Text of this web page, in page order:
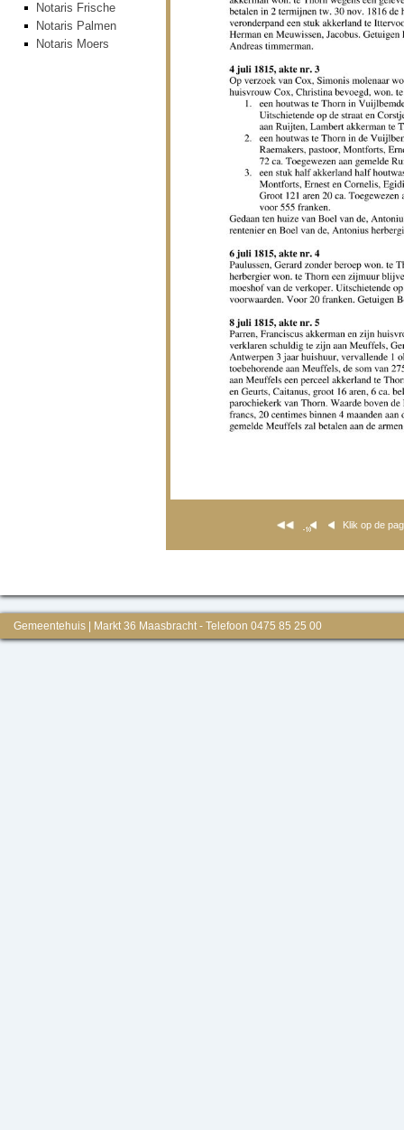
Notaris Frische
Notaris Palmen
Notaris Moers
Klik op de
Gemeentehuis | Markt 36 Maasbracht - Telefoon 0475 85 25 00